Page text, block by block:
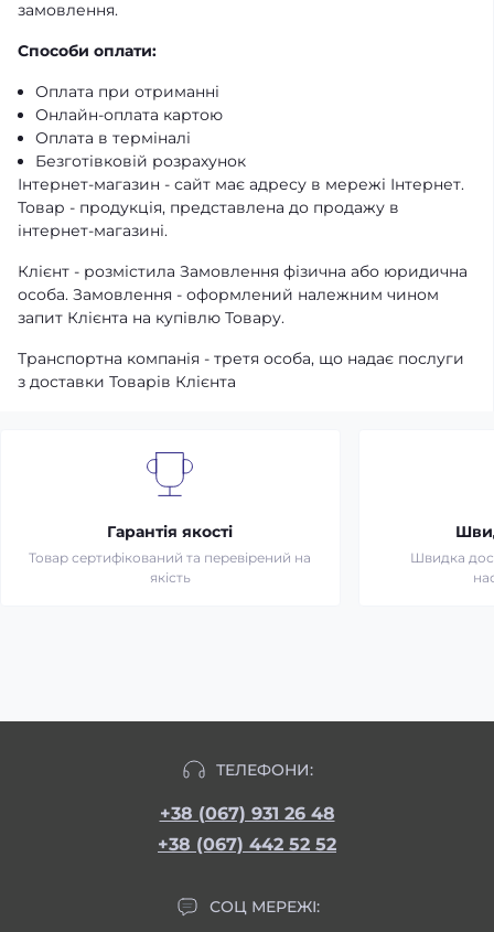
замовлення.
Способи оплати:
Оплата при отриманні
Онлайн-оплата картою
Оплата в терміналі
Безготівковій розрахунок
Інтернет-магазин - сайт має адресу в мережі Інтернет.
Товар - продукція, представлена ​​до продажу в
інтернет-магазині.
Клієнт - розмістила Замовлення фізична або юридична
особа. Замовлення - оформлений належним чином
запит Клієнта на купівлю Товару.
Транспортна компанія - третя особа, що надає послуги
з доставки Товарів Клієнта
Гарантія якості
Товар сертифікований та перевірений на
якість
Швидка
ТЕЛЕФОНИ:
+38 (067) 931 26 48
+38 (067) 442 52 52
СОЦ МЕРЕЖІ: